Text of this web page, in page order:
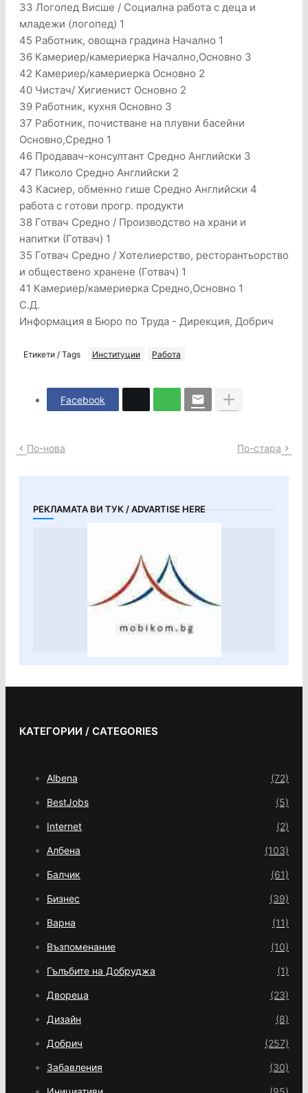
33 Логопед Висше / Социална работа с деца и
младежи (логопед) 1
45 Работник, овощна градина Начално 1
36 Камериер/камериерка Начално,Основно 3
42 Камериер/камериерка Основно 2
40 Чистач/ Хигиенист Основно 2
39 Работник, кухня Основно 3
37 Работник, почистване на плувни басейни
Основно,Средно 1
46 Продавач-консултант Средно Английски 3
47 Пиколо Средно Английски 2
43 Касиер, обменно гише Средно Английски 4
работа с готови прогр. продукти
38 Готвач Средно / Производство на храни и
напитки (Готвач) 1
35 Готвач Средно / Хотелиерство, ресторантьорство
и обществено хранене (Готвач) 1
41 Камериер/камериерка Средно,Основно 1
С.Д.
Информация в Бюро по Труда - Дирекция, Добрич
Етикети / Tags Институции Работа
Facebook
По-нова По-стара
РЕКЛАМАТА ВИ ТУК / ADVARTISE HERE
КАТЕГОРИИ / CATEGORIES
Albena (72)
BestJobs (5)
Internet (2)
Албена (103)
Балчик (61)
Бизнес (39)
Варна (11)
Възпоменание (10)
Гълъбите на Добруджа (1)
Двореца (23)
Дизайн (8)
Добрич (257)
Забавления (30)